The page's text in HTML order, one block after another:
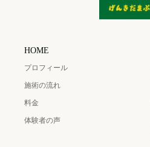
HOME
プロフィール
施術の流れ
料金
体験者の声